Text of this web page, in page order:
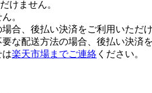
けません。
。
合、後払い決済をご利用いただけ
な配送方法の場合、後払い決済
は楽天市場までご連絡 ください。